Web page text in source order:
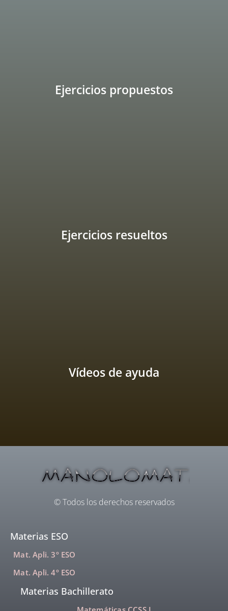
Ejercicios propuestos
Ejercicios resueltos
Vídeos de ayuda
© Todos los derechos reservados
Materias ESO
Mat. Apli. 3º ESO
Mat. Apli. 4º ESO
Materias Bachillerato